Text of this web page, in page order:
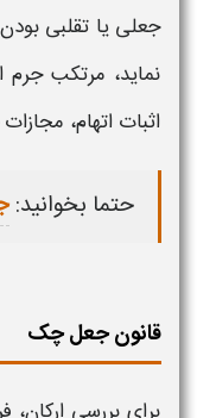
جعلی یا تقلبی
نماید، مرتکبجرم
اثبات اتهام، مجازات
حتما بخوانید:
قانون جعل چک